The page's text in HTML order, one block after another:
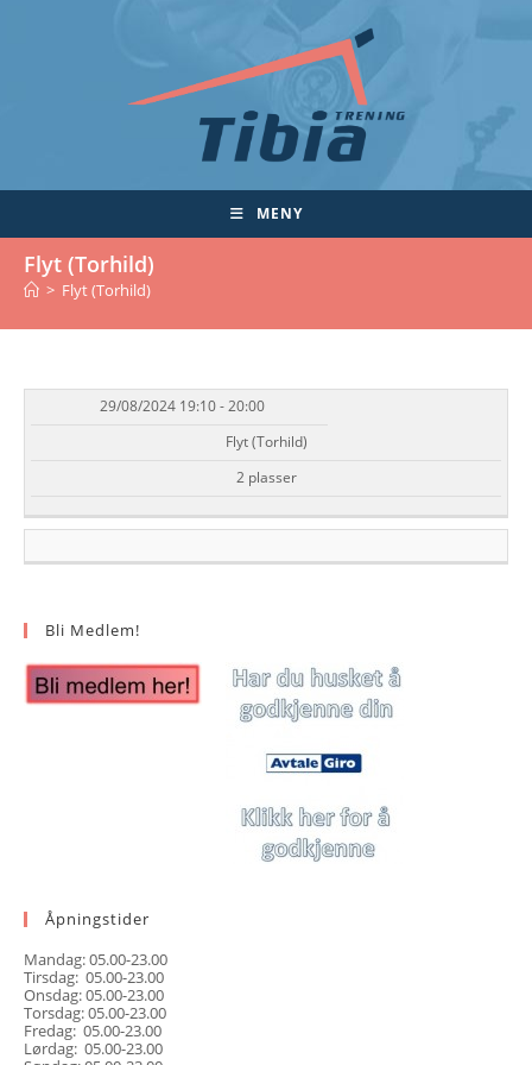
MENY
Flyt (Torhild)
> Flyt (Torhild)
DATO/TID EVENT TILGJENGELIGHET
29/08/2024 19:10 - 20:00
Flyt (Torhild)
2 plasser
Bli Medlem!
Åpningstider
Mandag: 05.00-23.00
Tirsdag: 05.00-23.00
Onsdag: 05.00-23.00
Torsdag: 05.00-23.00
Fredag: 05.00-23.00
Lørdag: 05.00-23.00